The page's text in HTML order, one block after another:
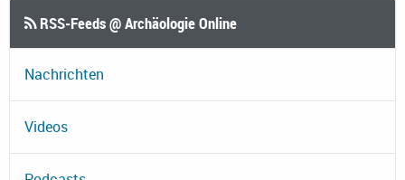
RSS-Feeds @ Archäologie Online
Nachrichten
Videos